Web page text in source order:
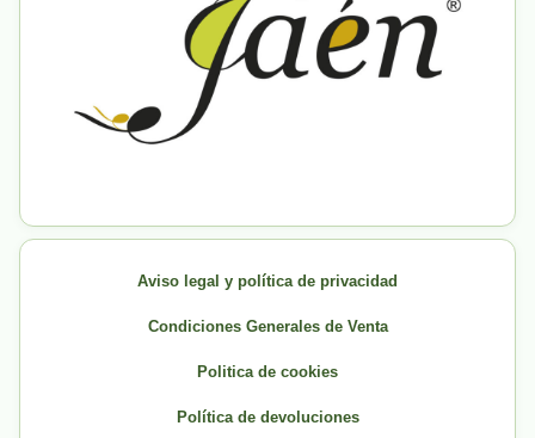
Aviso legal y política de privacidad
Condiciones Generales de Venta
Politica de cookies
Política de devoluciones